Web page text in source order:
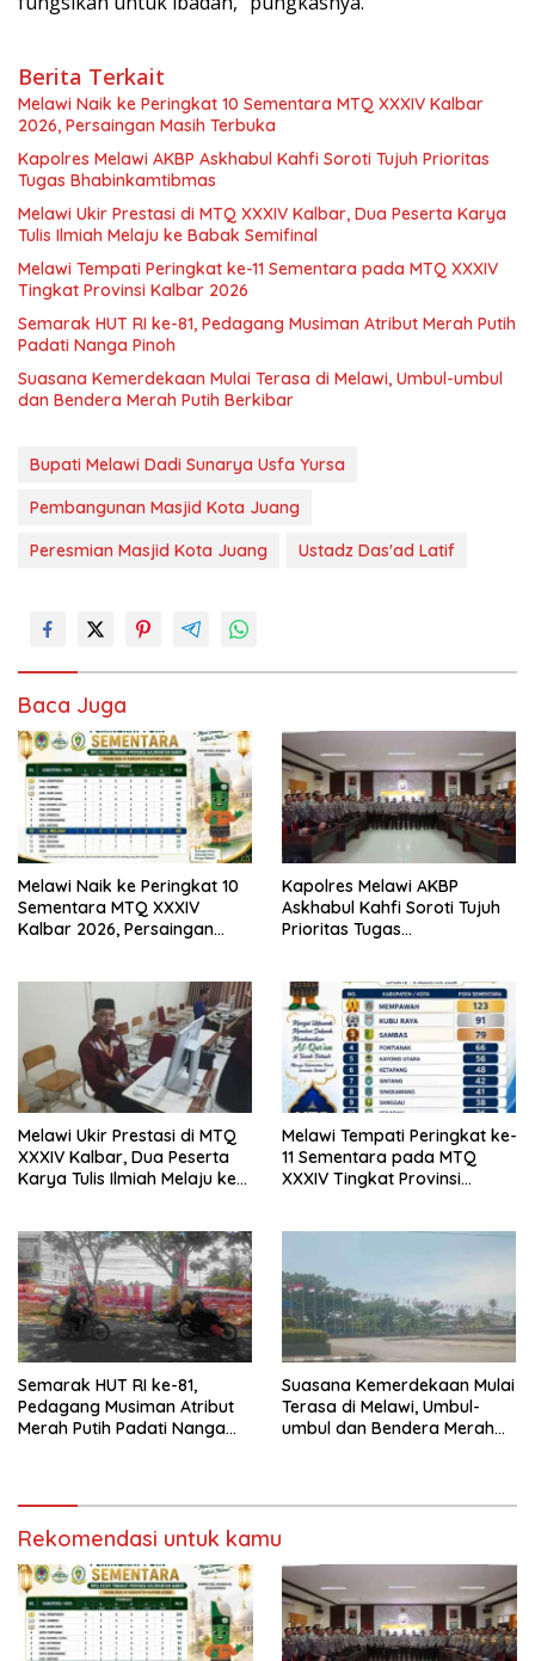
Berita Terkait
Melawi Naik ke Peringkat 10 Sementara MTQ XXXIV Kalbar
2026, Persaingan Masih Terbuka
Kapolres Melawi AKBP Askhabul Kahfi Soroti Tujuh Prioritas
Tugas Bhabinkamtibmas
Melawi Ukir Prestasi di MTQ XXXIV Kalbar, Dua Peserta Karya
Tulis Ilmiah Melaju ke Babak Semifinal
Melawi Tempati Peringkat ke-11 Sementara pada MTQ XXXIV
Tingkat Provinsi Kalbar 2026
Semarak HUT RI ke-81, Pedagang Musiman Atribut Merah Putih
Padati Nanga Pinoh
Suasana Kemerdekaan Mulai Terasa di Melawi, Umbul-umbul
dan Bendera Merah Putih Berkibar
Bupati Melawi Dadi Sunarya Usfa Yursa
Pembangunan Masjid Kota Juang
Peresmian Masjid Kota Juang
Ustadz Das'ad Latif
Baca Juga
Melawi Naik ke Peringkat 10
Sementara MTQ XXXIV
Kalbar 2026, Persaingan
Kapolres Melawi AKBP
Askhabul Kahfi Soroti Tujuh
Prioritas Tugas
Melawi Ukir Prestasi di MTQ
XXXIV Kalbar, Dua Peserta
Karya Tulis Ilmiah Melaju ke
Melawi Tempati Peringkat ke-
11 Sementara pada MTQ
XXXIV Tingkat Provinsi
Semarak HUT RI ke-81,
Pedagang Musiman Atribut
Merah Putih Padati Nanga
Suasana Kemerdekaan Mulai
Terasa di Melawi, Umbul-
umbul dan Bendera Merah
Rekomendasi untuk kamu